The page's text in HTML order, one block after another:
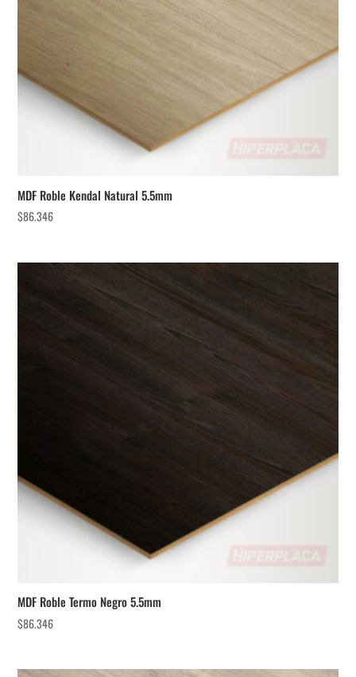
MDF Roble Kendal Natural 5.5mm
$86.346
MDF Roble Termo Negro 5.5mm
$86.346